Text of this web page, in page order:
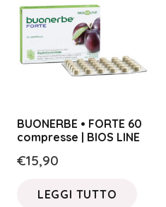
BUONERBE • FORTE 60
compresse | BIOS LINE
€15,90
LEGGI TUTTO